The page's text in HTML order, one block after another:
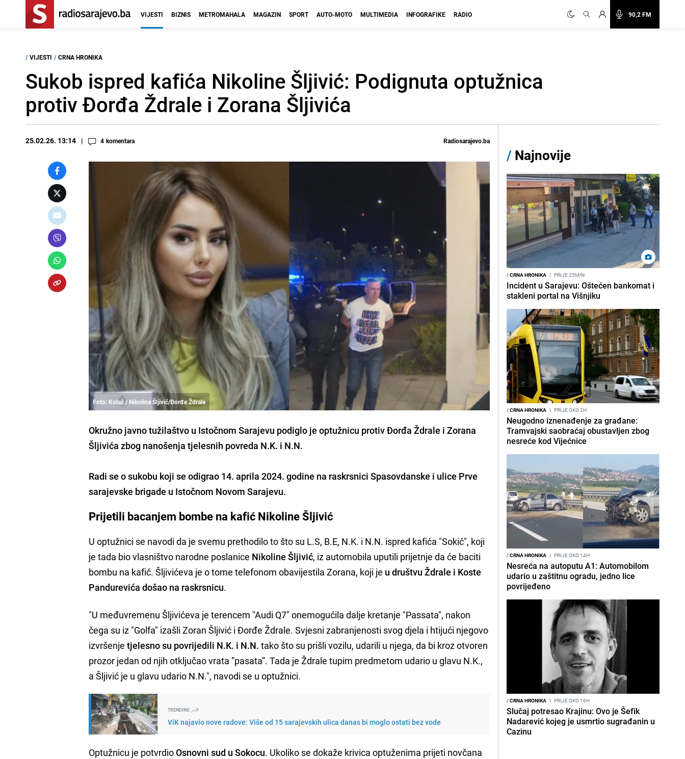
90,2 FM
VIJESTI BIZNIS METROMAHALA MAGAZIN SPORT AUTO-MOTO MULTIMEDIA INFOGRAFIKE RADIO
/ VIJESTI / CRNA HRONIKA
Sukob ispred kafića Nikoline Šljivić: Podignuta optužnica
protiv Đorđa Ždrale i Zorana Šljivića
25.02.26. 13:14 4 komentara Radiosarajevo.ba
Foto: Kolaž / Nikolina Šljivić/Đorđe Ždrale
Okružno javno tužilaštvo u Istočnom Sarajevu podiglo je optužnicu protiv Đorđa Ždrale i Zorana
Šljivića zbog nanošenja tjelesnih povreda N.K. i N.N.
Radi se o sukobu koji se odigrao 14. aprila 2024. godine na raskrsnici Spasovdanske i ulice Prve
sarajevske brigade u Istočnom Novom Sarajevu.
Prijetili bacanjem bombe na kafić Nikoline Šljivić
U optužnici se navodi da je svemu prethodilo to što su L.S, B.E, N.K. i N.N. ispred kafića "Sokić", koji
je tada bio vlasništvo narodne poslanice Nikoline Šljivić, iz automobila uputili prijetnje da će baciti
bombu na kafić. Šljivićeva je o tome telefonom obavijestila Zorana, koji je u društvu Ždrale i Koste
Pandurevića došao na raskrsnicu.
"U međuvremenu Šljivićeva je terencem "Audi Q7" onemogućila dalje kretanje "Passata", nakon
čega su iz "Golfa" izašli Zoran Šljivić i Đorđe Ždrale. Svjesni zabranjenosti svog djela i htijući njegovo
izvršenje tjelesno su povrijedili N.K. i N.N. tako što su prišli vozilu, udarili u njega, da bi kroz otvoren
prozor jedan od njih otključao vrata ”pasata”. Tada je Ždrale tupim predmetom udario u glavu N.K.,
a Šljivić je u glavu udario N.N.", navodi se u optužnici.
TRENDING
ViK najavio nove radove: Više od 15 sarajevskih ulica danas bi moglo ostati bez vode
Optužnicu je potvrdioOsnovni sud u Sokocu. Ukoliko se dokaže krivica optuženima prijeti novčana
/ Najnovije
/CRNA HRONIKA I PRIJE 25MIN
Incident u Sarajevu: Oštećen bankomat i
stakleni portal na Višnjiku
/CRNA HRONIKA I PRIJE OKO 2H
Neugodno iznenađenje za građane:
Tramvajski saobraćaj obustavljen zbog
nesreće kod Vijećnice
/CRNA HRONIKA I PRIJE OKO 14H
Nesreća na autoputu A1: Automobilom
udario u zaštitnu ogradu, jedno lice
povrijeđeno
/CRNA HRONIKA I PRIJE OKO 16H
Slučaj potresao Krajinu: Ovo je Šefik
Nadarević kojeg je usmrtio sugrađanin u
Cazinu